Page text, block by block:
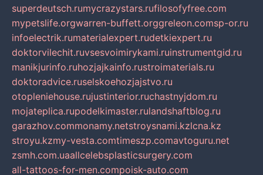
superdeutsch.rumycrazystars.rufilosofyfree.com
mypetslife.orgwarren-buffett.orggreleon.comsp-or.ru
infoelectrik.rumaterialexpert.rudetkiexpert.ru
doktorvilechit.ruvsesvoimirykami.ruinstrumentgid.ru
manikjurinfo.ruhozjajkainfo.rustroimaterials.ru
doktoradvice.ruselskoehozjajstvo.ru
otopleniehouse.rujustinterior.ruchastnyjdom.ru
mojateplica.rupodelkimaster.rulandshaftblog.ru
garazhov.commonamy.netstroysnami.kzlcna.kz
stroyu.kzmy-vesta.comtimeszp.comavtoguru.net
zsmh.com.uaallcelebsplasticsurgery.com
all-tattoos-for-men.compoisk-auto.com